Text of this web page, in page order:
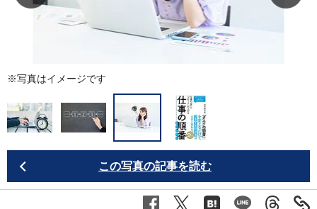
※写真はイメージです
この写真の記事を読む